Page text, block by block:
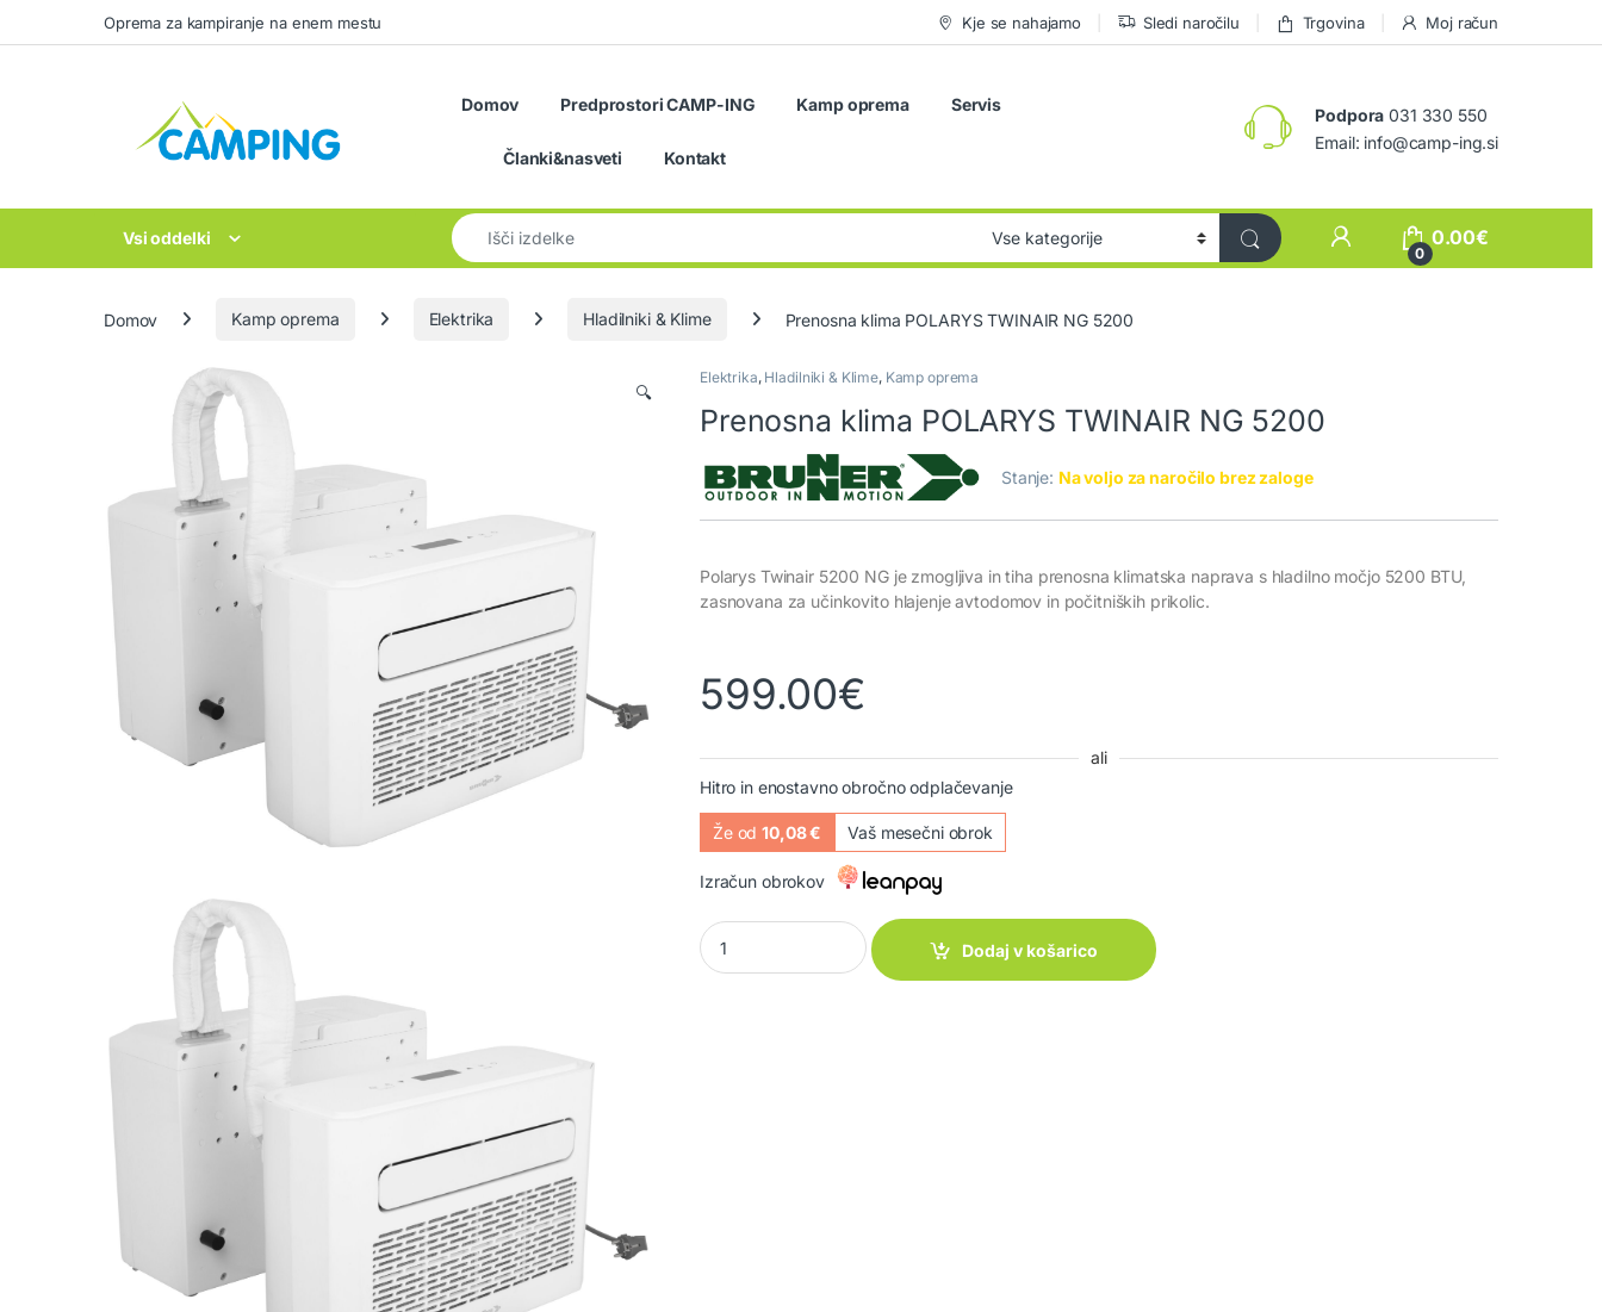
Skip to navigation
Skip to contentOprema za kampiranje na enem mestu Kje se nahajamo Sledi naročilu Trgovina Moj račun
Domov Predprostori CAMP-ING Kamp oprema Servis
Članki&nasveti Kontakt
Podpora 031 330 550
Email: info@camp-ing.si
Vsi oddelki
Search for:
0
0.00€
Domov Kamp oprema Elektrika Hladilniki & Klime Prenosna klima POLARYS TWINAIR NG 5200
🔍
Elektrika, Hladilniki & Klime, Kamp oprema
Prenosna klima POLARYS TWINAIR NG 5200
Stanje: Na voljo za naročilo brez zaloge
Polarys Twinair 5200 NG je zmogljiva in tiha prenosna klimatska naprava s hladilno močjo 5200 BTU,
zasnovana za učinkovito hlajenje avtodomov in počitniških prikolic.
599.00€
ali
Hitro in enostavno obročno odplačevanje
Že od10,08 € Vaš mesečni obrok
Izračun obrokov
Prenosna klima POLARYS TWINAIR NG 5200 quantity
Dodaj v košarico